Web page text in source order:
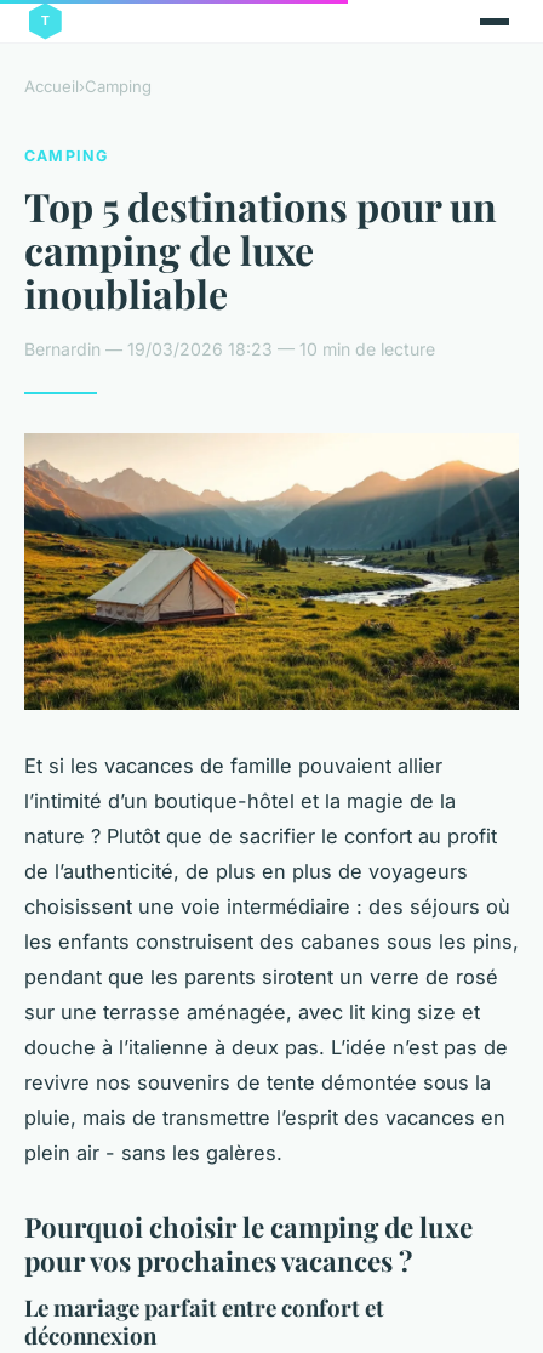
Accueil›Camping
CAMPING
Top 5 destinations pour un
camping de luxe
inoubliable
Bernardin — 19/03/2026 18:23 — 10 min de lecture
Et si les vacances de famille pouvaient allier
l’intimité d’un boutique-hôtel et la magie de la
nature ? Plutôt que de sacrifier le confort au profit
de l’authenticité, de plus en plus de voyageurs
choisissent une voie intermédiaire : des séjours où
les enfants construisent des cabanes sous les pins,
pendant que les parents sirotent un verre de rosé
sur une terrasse aménagée, avec lit king size et
douche à l’italienne à deux pas. L’idée n’est pas de
revivre nos souvenirs de tente démontée sous la
pluie, mais de transmettre l’esprit des vacances en
plein air - sans les galères.
Pourquoi choisir le camping de luxe
pour vos prochaines vacances ?
Le mariage parfait entre confort et
déconnexion